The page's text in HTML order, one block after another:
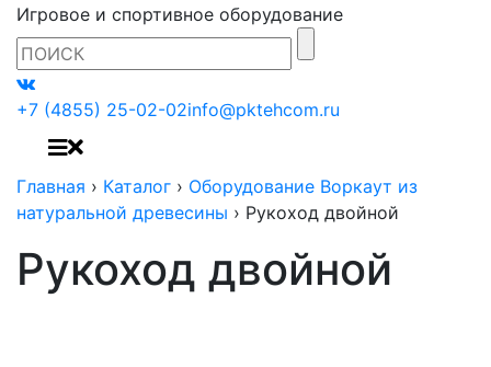
Игровое и спортивное оборудование
+7 (4855) 25-02-02info@pktehcom.ru
Главная › Каталог › Оборудование Воркаут из
натуральной древесины › Рукоход двойной
Рукоход двойной